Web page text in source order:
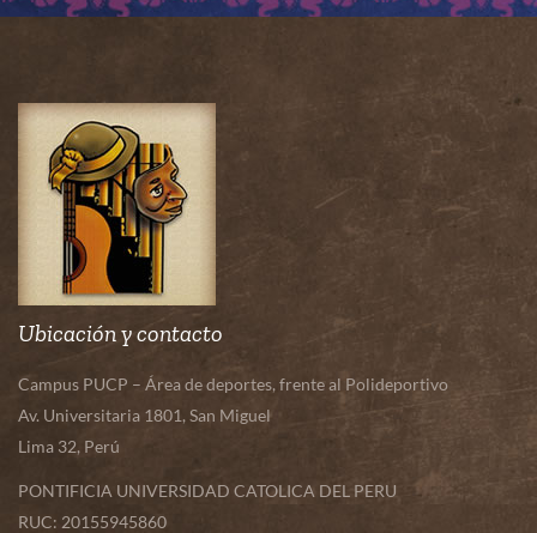
Ubicación y contacto
Campus PUCP – Área de deportes, frente al Polideportivo
Av. Universitaria 1801, San Miguel
Lima 32, Perú
PONTIFICIA UNIVERSIDAD CATOLICA DEL PERU
RUC: 20155945860